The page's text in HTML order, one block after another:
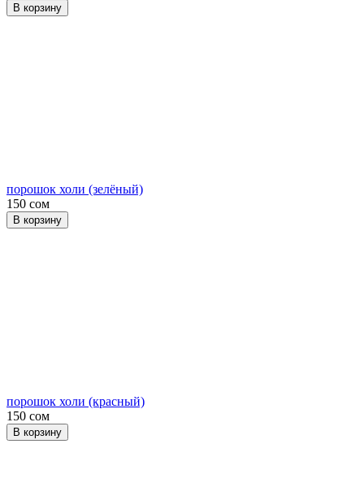
В корзину
порошок холи (зелёный)
150 сом
В корзину
порошок холи (красный)
150 сом
В корзину